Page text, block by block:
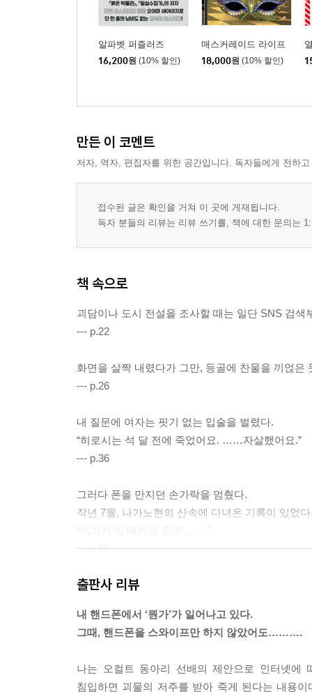
알파벳 퍼즐러즈
16,200원 (10% 할인)
매스커레이드 라이프
18,000원 (10% 할인)
만든 이 코멘트
저자, 역자, 편집자를 위한 공간입니다. 독자들에게 전하
접수된 글은 확인을 거쳐 이 곳에 게재됩니다.
독자 분들의 리뷰는 리뷰 쓰기를, 책에 대한 문의는
책 속으로
괴담이나 도시 전설을 조사할 때는 일단 SNS 검
--- p.22
화면을 살짝 내렸다가 그만, 등골에 찬물을 끼얹은
--- p.26
내 질문에 여자는 핏기 없는 입술을 벌렸다.
“히로시는 석 달 전에 죽었어요. ……자살했어요.”
--- p.36
그러다 폰을 만지던 손가락을 멈췄다.
작년 7월, 나가노현의 산속에 다녀온 기록이 있었
--- p.46
……정체가 궁금하다면, 붙잡으면 된다.
--- p.60
--- p.87
출판사 리뷰
내 핸드폰에서 ‘뭔가’가 일어나고 있다.
그때, 핸드폰을 스와이프만 하지 않았어도……….
나는 오컬트 동아리 선배의 제안으로 인터넷에
침입하면 괴물의 저주를 받아 죽게 된다는 내용